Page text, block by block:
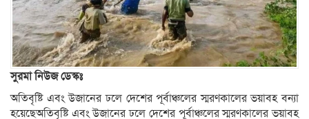
সুরমা নিউজ ডেস্কঃ
অতিবৃষ্টি এবং উজানের ঢলে দেশের পূর্বাঞ্চলের স্মরণকালের ভয়াবহ বন্যা
হয়েছেঅতিবৃষ্টি এবং উজানের ঢলে দেশের পূর্বাঞ্চলের স্মরণকালের ভয়াবহ